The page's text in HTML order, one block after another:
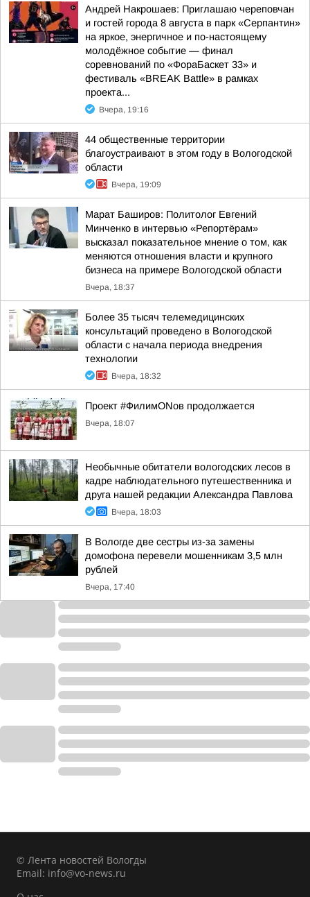
Андрей Накрошаев: Приглашаю череповчан
и гостей города 8 августа в парк «Серпантин»
на яркое, энергичное и по-настоящему
молодёжное событие — финал
соревнований по «ФораБаскет 33» и
фестиваль «BREAK Battle» в рамках
проекта...
Вчера, 19:16
44 общественные территории
благоустраивают в этом году в Вологодской
области
Вчера, 19:09
Марат Баширов: Политолог Евгений
Минченко в интервью «Репортёрам»
высказал показательное мнение о том, как
меняются отношения власти и крупного
бизнеса на примере Вологодской области
Вчера, 18:37
Более 35 тысяч телемедицинских
консультаций проведено в Вологодской
области с начала периода внедрения
технологии
Вчера, 18:32
Проект #ФилимONов продолжается
Вчера, 18:07
Необычные обитатели вологодских лесов в
кадре наблюдательного путешественника и
друга нашей редакции Александра Павлова
Вчера, 18:03
В Вологде две сестры из-за замены
домофона перевели мошенникам 3,5 млн
рублей
Вчера, 17:40
© Лента новостей Вологды
Email: info@vo-news.ru